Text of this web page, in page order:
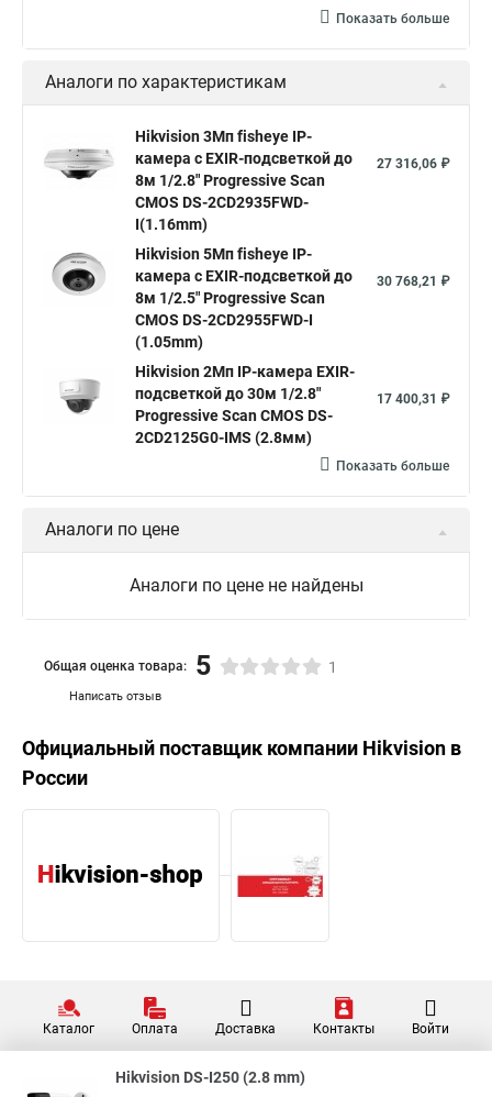
Камера Hikvision ds 2ce16d8t
Видеокамера hikvision hiwatch
Камера Hikvision ds 2cd2442fwd
Уличная камера Hikvision ip camera
Hikvision поворотная камера Hikvision купольная
Нikvision микрофон Hikvision поворотная
Hikvision порты
Показать больше
Аналоги по характеристикам
Hikvision 3Мп fisheye IP-
камера c EXIR-подсветкой до
8м 1/2.8" Progressive Scan
CMOS DS-2CD2935FWD-
I(1.16mm)
27 316,06 ₽
Hikvision 5Мп fisheye IP-
камера c EXIR-подсветкой до
8м 1/2.5" Progressive Scan
CMOS DS-2CD2955FWD-I
(1.05mm)
30 768,21 ₽
Hikvision 2Мп IP-камера EXIR-
подсветкой до 30м 1/2.8"
Progressive Scan CMOS DS-
2CD2125G0-IMS (2.8мм)
17 400,31 ₽
Показать больше
Аналоги по цене
Аналоги по цене не найдены
Написать отзыв
Общая оценка товара: 5 1
Официальный поставщик компании Hikvision в
России
Каталог Оплата Доставка Контакты Войти
Hikvision DS-I250 (2.8 mm)